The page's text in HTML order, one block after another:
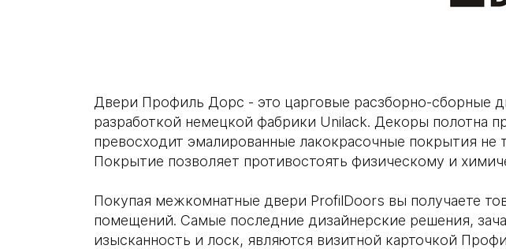
Двери Профиль Дорс - это царговые расзборно-сборные
разработкой немецкой фабрики Unilack. Декоры полотна
превосходит эмалированные лакокрасочные покрытия
Покрытие позволяет противостоять физическому и
Покупая межкомнатные двери ProfilDoors вы получаете
помещений. Самые последние дизайнерские решения,
изысканность и лоск, являются визитной карточкой